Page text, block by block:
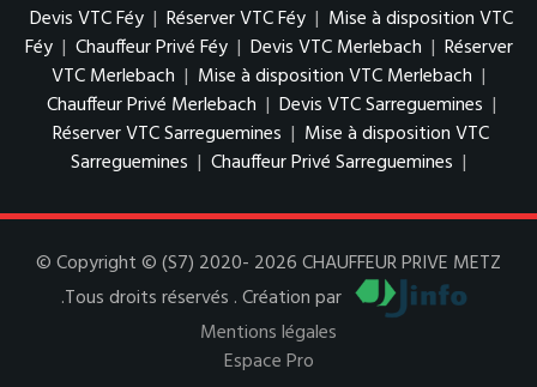
Devis VTC Féy | Réserver VTC Féy | Mise à disposition VTC
Féy | Chauffeur Privé Féy | Devis VTC Merlebach | Réserver
VTC Merlebach | Mise à disposition VTC Merlebach |
Chauffeur Privé Merlebach | Devis VTC Sarreguemines |
Réserver VTC Sarreguemines | Mise à disposition VTC
Sarreguemines | Chauffeur Privé Sarreguemines |
© Copyright © (S7) 2020- 2026 CHAUFFEUR PRIVE METZ
.Tous droits réservés . Création par
Mentions légales
Espace Pro